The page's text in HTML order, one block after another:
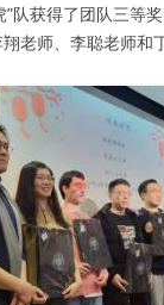
队获得了团队三等
老师、李聪老师和